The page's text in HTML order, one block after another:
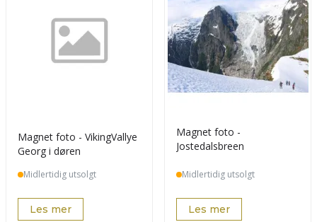
Magnet foto - VikingVallye
Georg i døren
Midlertidig utsolgt
Les mer
Magnet foto -
Jostedalsbreen
Midlertidig utsolgt
Les mer